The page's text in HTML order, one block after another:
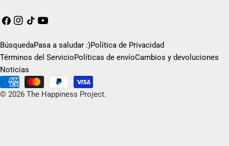
Facebook
Instagram
Tik YouTube
© 2026 The Happiness Project.
BúsquedaPasa a saludar :)Política de Privacidad
Términos del ServicioPolíticas de envíoCambios y devoluciones
Noticias
Métodos
de